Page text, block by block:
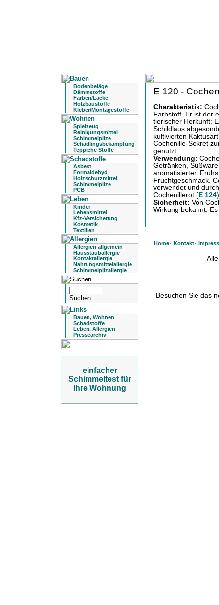
Bodenbeläge
Dämmstoffe
Farben/Lacke
Holzbaustoffe
Kleber/Montagestoffe
Spielzeug
Reinigungsmittel
Schimmelpilze
Schädlingsbekämpfung
Teppiche Stoffe
Asbest
Formaldehyd
Holzschutzmittel
Schimmelpilze
PCB
Kinder
Lebensmittel
Kfz-Versicherung
Kosmetik
Textilien
Allergien allgemein
Hausstauballergie
Kontaktallergie
Nahrungsmittelallergie
Schimmelpilzallergie
Bauen, Wohnen
Schadstoffe
Leben, Allergien
Pressearchiv
einfacher
Schimmeltest für
Ihre Wohnung
E 120 -
Charakteristik:
Farbstoff. Er ist der
tierischer Herkunft:
Schildlaus
kultivierten
Cochenille-Sekret
genutzt.
Verwendung:
Getränken,
aromatisierten
Fruchtgeschmack.
verwendet und
Cochenillerot ( E 124
Sicherheit: Von
Wirkung bekannt.
Home· Kontakt·
Besuchen Sie das